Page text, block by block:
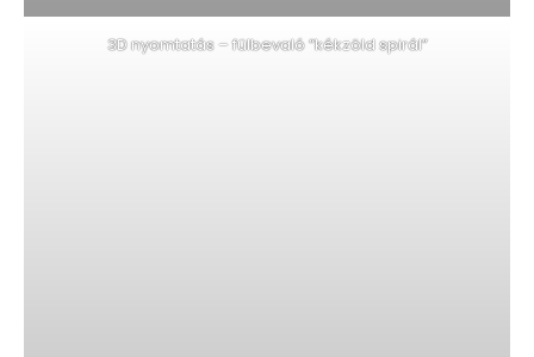
3D nyomtatás – fülbevaló “kékzöld spirál”